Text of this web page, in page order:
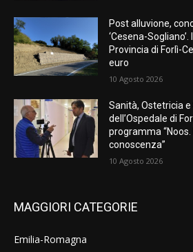
Post alluvione,
‘Cesena-
Provincia di Forlì-
euro
10 Agosto 2026
Sanità, Ostetricia e
dell’Ospedale di
programma “Noos.
conoscenza”
10 Agosto 2026
MAGGIORI CATEGORIE
Emilia-Romagna